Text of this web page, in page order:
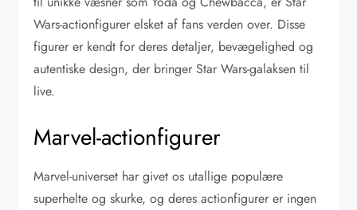
Wars-actionfigurer elsket af fans verden over. Disse
figurer er kendt for deres detaljer, bevægelighed og
autentiske design, der bringer Star Wars-galaksen til
live.
Marvel-actionfigurer
Marvel-universet har givet os utallige populære
superhelte og skurke, og deres actionfigurer er ingen